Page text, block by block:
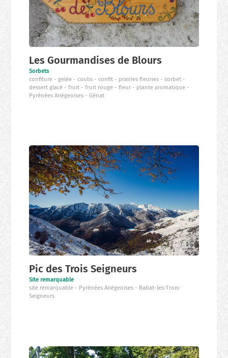
Les Gourmandises de Blours
Sorbets
confiture
gelée coulis confit prairies fleuries
sorbet
dessert glacé
fruit fruit rouge fleur
plante aromatique
Pyrénées Ariégeoises
Génat
Pic des Trois Seigneurs
Site remarquable
site remarquable
Pyrénées Ariégeoises
Rabat-les-Trois-
Seigneurs